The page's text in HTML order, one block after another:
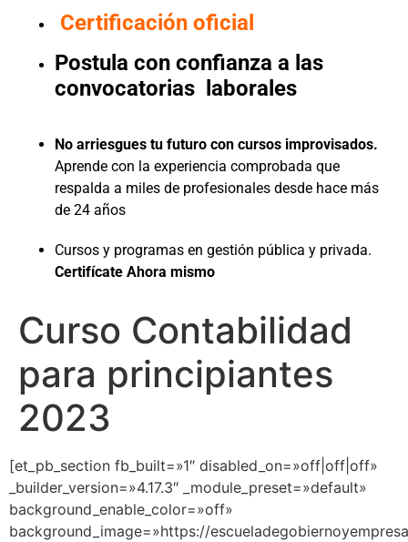
Certificación oficial
Postula con confianza a las
convocatorias laborales
No arriesgues tu futuro con cursos improvisados.
Aprende con la experiencia comprobada que
respalda a miles de profesionales desde hace más
de 24 años
Cursos y programas en gestión pública y privada.
Certifícate Ahora mismo
Curso Contabilidad
para principiantes
2023
[et_pb_section fb_built=»1″ disabled_on=»off|off|off»
_builder_version=»4.17.3″ _module_preset=»default»
background_enable_color=»off»
background_image=»https://